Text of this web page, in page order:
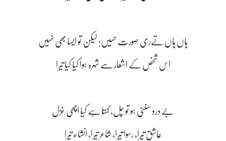
ہاں ہاں تےری صورت حسیں! لیکن تو ایسا بھی نہیں
اس شخص کے اشعار سے شہرہ ہوا کیا کیا تیرا
بے درد سننی ہو تو چل، کہتا ہے کیا اچھی غزل
عاشق تیرا، رسوا تیرا، شاعر تیرا، انشاء تیرا